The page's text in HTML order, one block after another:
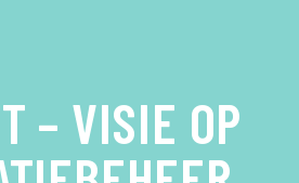
– VISIE OP